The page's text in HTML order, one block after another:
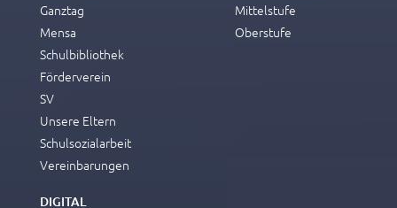
Ganztag
Mensa
Schulbibliothek
Förderverein
SV
Unsere Eltern
Schulsozialarbeit
Vereinbarungen
Mittelstufe
Oberstufe
DIGITAL